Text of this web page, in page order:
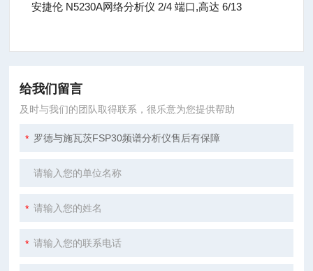
安捷伦 N5230A网络分析仪 2/4 端口,高达 6/13
给我们留言
及时与我们的团队取得联系，很乐意为您提供帮助